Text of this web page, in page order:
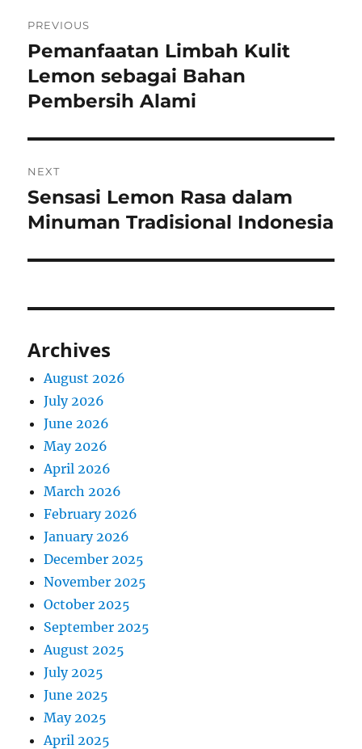
navigation
PREVIOUS
Previous
post:
Pemanfaatan Limbah Kulit
Lemon sebagai Bahan
Pembersih Alami
NEXT
Next
post:
Sensasi Lemon Rasa dalam
Minuman Tradisional Indonesia
Archives
August 2026
July 2026
June 2026
May 2026
April 2026
March 2026
February 2026
January 2026
December 2025
November 2025
October 2025
September 2025
August 2025
July 2025
June 2025
May 2025
April 2025